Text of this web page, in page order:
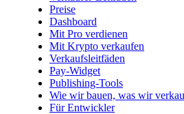
Preise
Dashboard
Mit Pro verdienen
Mit Krypto verkaufen
Verkaufsleitfäden
Pay-Widget
Publishing-Tools
Wie wir bauen, was wir
Für Entwickler